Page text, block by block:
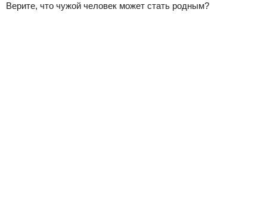
Верите, что чужой человек может стать родным?